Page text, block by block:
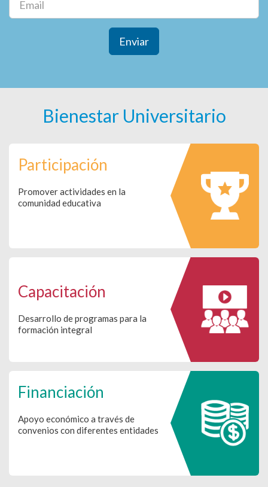
Enviar
Bienestar Universitario
Participación
Promover actividades en la
comunidad educativa
Capacitación
Desarrollo de programas para la
formación integral
Financiación
Apoyo económico a través de
convenios con diferentes entidades